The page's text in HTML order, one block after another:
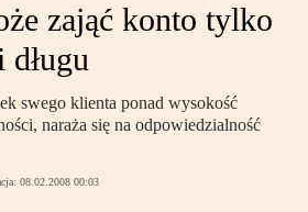
zająć konto tylko
swego klienta ponad wysokość
naraża się na odpowiedzialność
08.02.2008 00:03